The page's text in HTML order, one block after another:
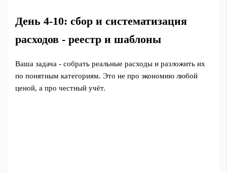
День 4-10: сбор и систематизация
расходов - реестр и шаблоны
Ваша задача - собрать реальные расходы и разложить их
по понятным категориям. Это не про экономию любой
ценой, а про честный учёт.